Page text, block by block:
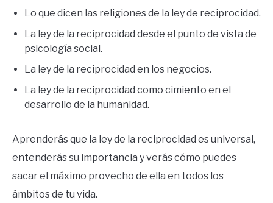
Lo que dicen las religiones de la ley de reciprocidad.
La ley de la reciprocidad desde el punto de vista de
psicología social.
La ley de la reciprocidad en los negocios.
La ley de la reciprocidad como cimiento en el
desarrollo de la humanidad.
Aprenderás que la ley de la reciprocidad es universal,
entenderás su importancia y verás cómo puedes
sacar el máximo provecho de ella en todos los
ámbitos de tu vida.